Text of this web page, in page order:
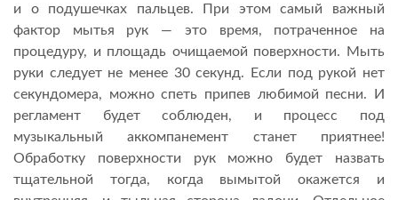
и о подушечках пальцев. При этом самый важный
фактор мытья рук — это время, потраченное на
процедуру, и площадь очищаемой поверхности. Мыть
руки следует не менее 30 секунд. Если под рукой нет
секундомера, можно спеть припев любимой песни. И
регламент будет соблюден, и процесс под
музыкальный аккомпанемент станет приятнее!
Обработку поверхности рук можно будет назвать
тщательной тогда, когда вымытой окажется и